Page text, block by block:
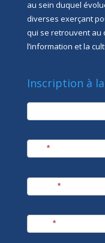
au sein duquel
diverses exerçant
qui se retrouvent au
l’information et la
Inscription à
newsletter
*
*
*